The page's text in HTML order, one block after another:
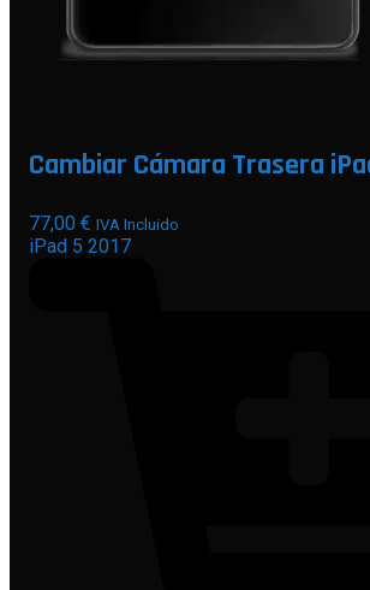
Cambiar Cámara Trasera
77,00 € IVA Incluido
iPad 5 2017